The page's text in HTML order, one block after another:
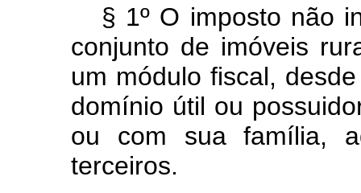
§ 1º O imposto não
conjunto de imóveis
um módulo fiscal,
domínio útil ou
ou com sua família,
terceiros.